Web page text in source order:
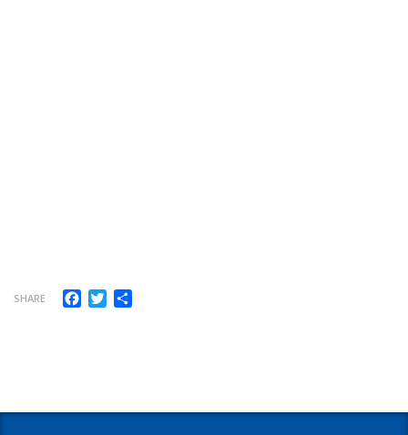
SHARE Facebook
Twitter